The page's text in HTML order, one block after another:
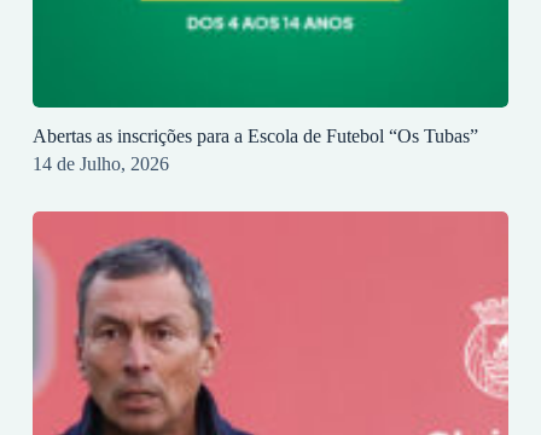
Abertas as inscrições para a Escola de Futebol “Os Tubas”
14 de Julho, 2026